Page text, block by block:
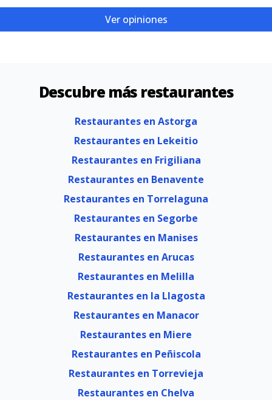
Ver opiniones
Descubre más restaurantes
Restaurantes en Astorga
Restaurantes en Lekeitio
Restaurantes en Frigiliana
Restaurantes en Benavente
Restaurantes en Torrelaguna
Restaurantes en Segorbe
Restaurantes en Manises
Restaurantes en Arucas
Restaurantes en Melilla
Restaurantes en la Llagosta
Restaurantes en Manacor
Restaurantes en Miere
Restaurantes en Peñiscola
Restaurantes en Torrevieja
Restaurantes en Chelva